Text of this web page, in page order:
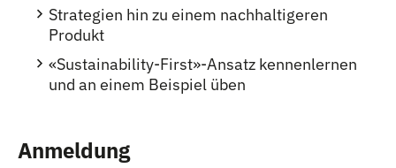
Strategien hin zu einem nachhaltigeren
Produkt
«Sustainability-First»-Ansatz kennenlernen
und an einem Beispiel üben
Anmeldung